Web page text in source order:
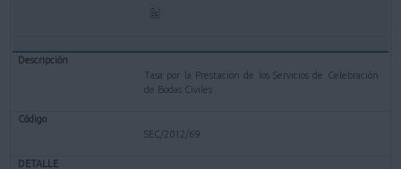
Tasa por la Prestación de los Servicios de Celebración
de Bodas Civiles
SEC/2012/69